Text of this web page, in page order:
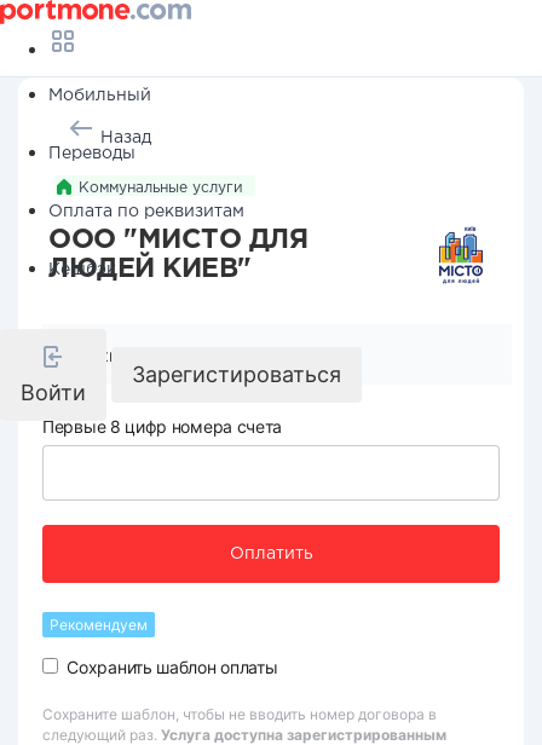
Мобильный
Переводы
Оплата по реквизитам
Кешбэк
Войти
Зарегистироваться
Назад
Коммунальные услуги
ООО "МИСТО ДЛЯ
ЛЮДЕЙ КИЕВ"
Реквизиты компании
Первые 8 цифр номера счета
Оплатить
Рекомендуем
Сохранить шаблон оплаты
Сохраните шаблон, чтобы не вводить номер договора в
следующий раз. Услуга доступна зарегистрированным